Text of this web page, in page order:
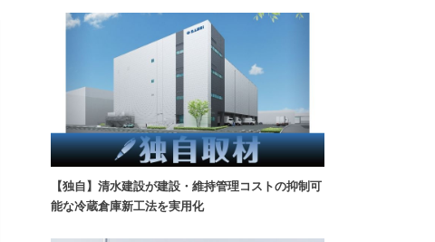
【独自】清水建設が建設・維持管理コストの抑制可
能な冷蔵倉庫新工法を実用化